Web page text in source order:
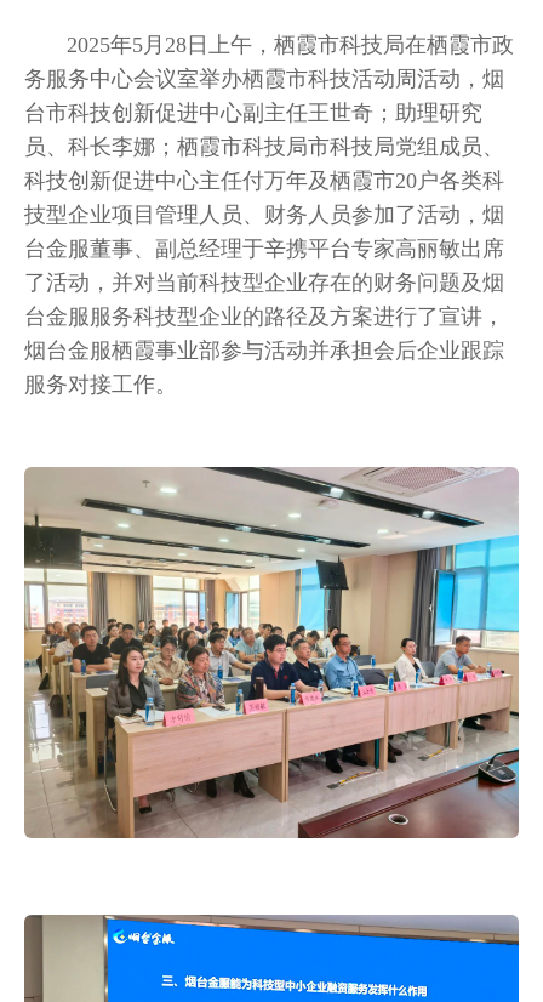
2025年5月28日上午，栖霞市科技局在栖霞市政
务服务中心会议室举办栖霞市科技活动周活动，烟
台市科技创新促进中心副主任王世奇；助理研究
员、科长李娜；栖霞市科技局市科技局党组成员、
科技创新促进中心主任付万年及栖霞市20户各类科
技型企业项目管理人员、财务人员参加了活动，烟
台金服董事、副总经理于辛携平台专家高丽敏出席
了活动，并对当前科技型企业存在的财务问题及烟
台金服服务科技型企业的路径及方案进行了宣讲，
烟台金服栖霞事业部参与活动并承担会后企业跟踪
服务对接工作。